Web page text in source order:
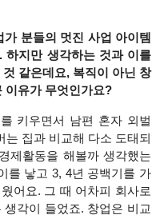
분들의 멋진 사업 아이템
하지만 생각하는 것과 이를
같은데요, 복직이 아닌 창
이유가 무엇인가요?
키우면서 남편 혼자 외벌
집과 비교해 다소 도태되
제활동을 해볼까 생각했는
를 낳고 3, 4년 공백기를 가
어요. 그 때 어차피 회사로
각이 들었죠. 창업은 비교